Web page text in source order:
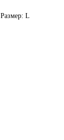
Размер: L